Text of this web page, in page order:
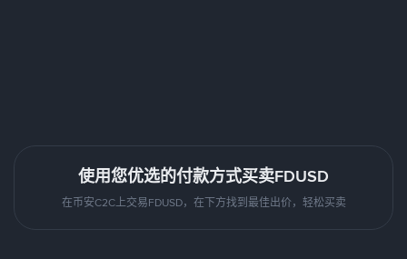
使用您优选的付款方式买卖FDUSD
在币安C2C上交易FDUSD，在下方找到最佳出价，轻松买卖